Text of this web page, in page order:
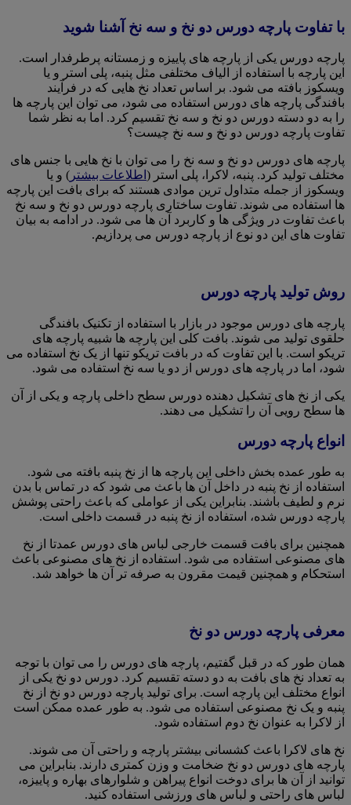
با تفاوت پارچه دورس دو نخ و سه نخ آشنا شوید
پارچه دورس یکی از پارچه های پاییزه و زمستانه پرطرفدار است.
این پارچه با استفاده از الیاف مختلفی مثل پنبه، پلی استر و یا
ویسکوز بافته می شود. بر اساس تعداد نخ هایی که در فرآیند
بافندگی پارچه های دورس استفاده می شود، می توان این پارچه ها
را به دو دسته دورس دو نخ و سه نخ تقسیم کرد. اما به نظر شما
تفاوت پارچه دورس دو نخ و سه نخ چیست؟
پارچه های دورس دو نخ و سه نخ را می توان با نخ هایی با جنس های
مختلف تولید کرد. پنبه، لاکرا، پلی استر ( اطلاعات بیشتر ) و یا
ویسکوز از جمله متداول ترین موادی هستند که برای بافت این پارچه
ها استفاده می شوند. تفاوت ساختاری پارچه دورس دو نخ و سه نخ
باعث تفاوت در ویژگی ها و کاربرد آن ها می شود. در ادامه به بیان
تفاوت های این دو نوع از پارچه دورس می پردازیم.
روش تولید پارچه دورس
پارچه های دورس موجود در بازار با استفاده از تکنیک بافندگی
حلقوی تولید می شوند. بافت کلی این پارچه ها شبیه پارچه های
تریکو است. با این تفاوت که در بافت تریکو تنها از یک نخ استفاده می
شود، اما در پارچه های دورس از دو یا سه نخ استفاده می شود.
یکی از نخ های تشکیل دهنده دورس سطح داخلی پارچه و یکی از آن
ها سطح رویی آن را تشکیل می دهند.
انواع پارچه دورس
به طور عمده بخش داخلی این پارچه ها از نخ پنبه بافته می شود.
استفاده از نخ پنبه در داخل آن ها باعث می شود که در تماس با بدن
نرم و لطیف باشند. بنابراین یکی از عواملی که باعث راحتی پوشش
پارچه دورس شده، استفاده از نخ پنبه در قسمت داخلی است.
همچنین برای بافت قسمت خارجی لباس های دورس عمدتا از نخ
های مصنوعی استفاده می شود. استفاده از نخ های مصنوعی باعث
استحکام و همچنین قیمت مقرون به صرفه تر آن ها خواهد شد.
معرفی پارچه دورس دو نخ
همان طور که در قبل گفتیم، پارچه های دورس را می توان با توجه
به تعداد نخ های بافت به دو دسته تقسیم کرد. دورس دو نخ یکی از
انواع مختلف این پارچه است. برای تولید پارچه دورس دو نخ از نخ
پنبه و یک نخ مصنوعی استفاده می شود. به طور عمده ممکن است
از لاکرا به عنوان نخ دوم استفاده شود.
نخ های لاکرا باعث کشسانی بیشتر پارچه و راحتی آن می شوند.
پارچه های دورس دو نخ ضخامت و وزن کمتری دارند. بنابراین می
توانید از آن ها برای دوخت انواع پیراهن و شلوارهای بهاره و پاییزه،
لباس های راحتی و لباس های ورزشی استفاده کنید.